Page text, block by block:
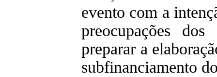
evento com a
preocupações
preparar a
subfinanciamento